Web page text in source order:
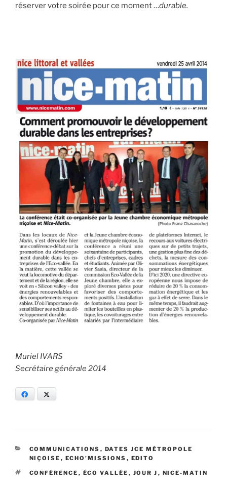
réserver votre soirée pour ce moment …durable.
Muriel IVARS
Secrétaire générale 2014
Facebook
CATÉGORIES
COMMUNICATIONS , DATES JCE MÉTROPOLE
NIÇOISE , ECHO'MISSIONS , EDITO
ÉTIQUETTES
CONFÉRENCE , ÉCO VALLÉE , JOUR J , NICE-MATIN